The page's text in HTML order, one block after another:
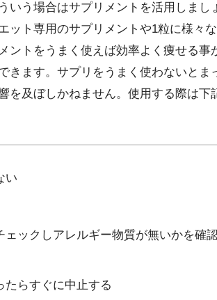
いう場合はサプリメントを活用しまし
ット専用のサプリメントや1粒に様々
ントをうまく使えば効率よく痩せる事
きます。サプリをうまく使わないとま
を及ぼしかねません。使用する際は下
い
ックしアレルギー物質が無いかを確
たらすぐに中止する